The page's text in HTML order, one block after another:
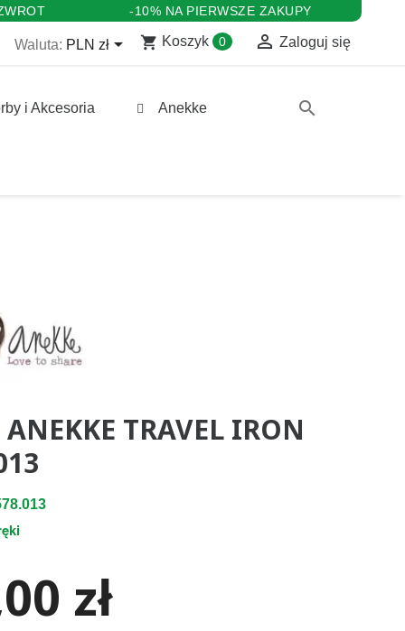
-10% NA PIERWSZE ZAKUPY
Waluta: PLN zł shopping_cart Koszyk 0  Zaloguj się
i Akcesoria Anekke search
TRAVEL IRON
zł